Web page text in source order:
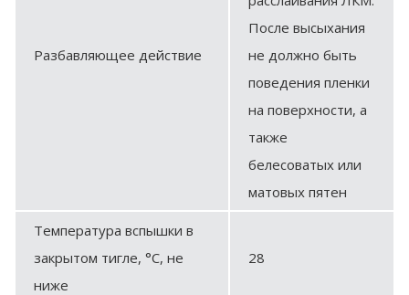
Разбавляющее действие
После высыхания
не должно быть
поведения пленки
на поверхности, а
также
белесоватых или
матовых пятен
Температура вспышки в
закрытом тигле, °С, не
ниже
28